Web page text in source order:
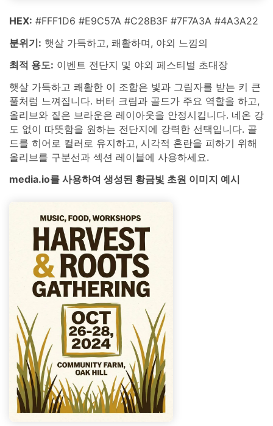
HEX: #FFF1D6 #E9C57A #C28B3F #7F7A3A #4A3A22
분위기: 햇살 가득하고, 쾌활하며, 야외 느낌의
최적 용도: 이벤트 전단지 및 야외 페스티벌 초대장
햇살 가득하고 쾌활한 이 조합은 빛과 그림자를 받는 키 큰
풀처럼 느껴집니다. 버터 크림과 골드가 주요 역할을 하고,
올리브와 짙은 브라운은 레이아웃을 안정시킵니다. 네온 강
도 없이 따뜻함을 원하는 전단지에 강력한 선택입니다. 골
드를 히어로 컬러로 유지하고, 시각적 혼란을 피하기 위해
올리브를 구분선과 섹션 레이블에 사용하세요.
media.io를 사용하여 생성된 황금빛 초원 이미지 예시